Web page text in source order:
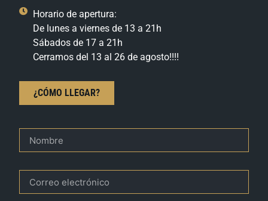
Horario de apertura:
De lunes a viernes de 13 a 21h
Sábados de 17 a 21h
Cerramos del 13 al 26 de agosto!!!!
¿CÓMO LLEGAR?